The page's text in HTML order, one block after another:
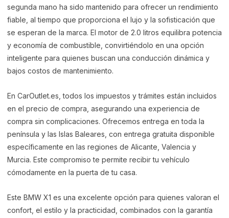
segunda mano ha sido mantenido para ofrecer un rendimiento
fiable, al tiempo que proporciona el lujo y la sofisticación que
se esperan de la marca. El motor de 2.0 litros equilibra potencia
y economía de combustible, convirtiéndolo en una opción
inteligente para quienes buscan una conducción dinámica y
bajos costos de mantenimiento.
En CarOutlet.es, todos los impuestos y trámites están incluidos
en el precio de compra, asegurando una experiencia de
compra sin complicaciones. Ofrecemos entrega en toda la
península y las Islas Baleares, con entrega gratuita disponible
específicamente en las regiones de Alicante, Valencia y
Murcia. Este compromiso te permite recibir tu vehículo
cómodamente en la puerta de tu casa.
Este BMW X1 es una excelente opción para quienes valoran el
confort, el estilo y la practicidad, combinados con la garantía